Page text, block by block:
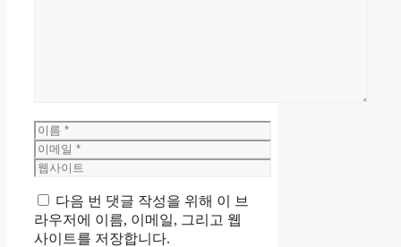
이
름
이
메
웹
이
트
다음 번 댓글 작성을 위해 이 브
라우저에 이름, 이메일, 그리고 웹
사이트를 저장합니다.